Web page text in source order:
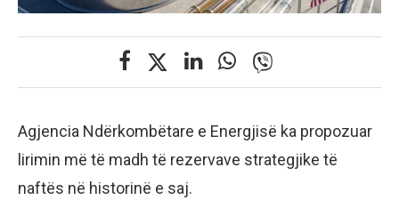
Agjencia Ndërkombëtare e Energjisë ka propozuar
lirimin më të madh të rezervave strategjike të
naftës në historinë e saj.